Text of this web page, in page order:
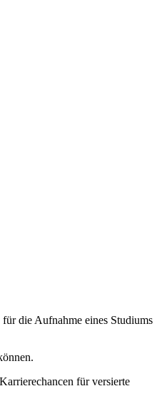
die Aufnahme eines Studiums
für versierte